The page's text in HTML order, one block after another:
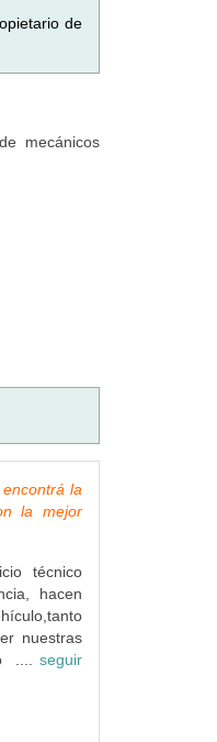
de
mecánicos
la
la mejor
técnico
hacen
nuestras
.... seguir